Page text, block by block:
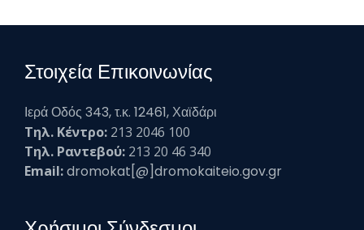
Στοιχεία Επικοινωνίας
Ιερά Οδός 343, τ.κ. 12461, Χαϊδάρι
Τηλ. Κέντρο: 213 2046 100
Τηλ. Ραντεβού: 213 20 46 340
Email:dromokat[@]dromokaiteio.gov.gr